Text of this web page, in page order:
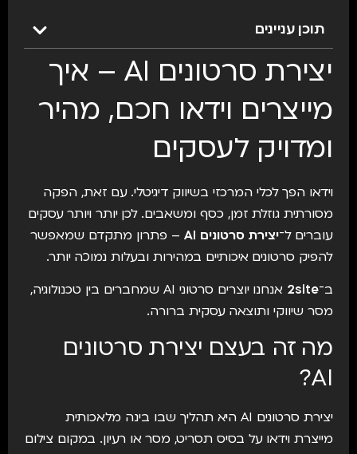
תוכן עניינים
יצירת סרטונים AI – איך
מייצרים וידאו חכם, מהיר
ומדויק לעסקים
וידאו הפך לכלי המרכזי בשיווק דיגיטלי. עם זאת, הפקה
מסורתית גוזלת זמן, כסף ומשאבים. לכן יותר ויותר עסקים
עוברים ל־יצירת סרטונים AI
– פתרון מתקדם שמאפשר
להפיק סרטונים איכותיים במהירות ובעלות נמוכה יותר.
ב־2site
אנחנו יוצרים סרטוני AI שמחברים בין טכנולוגיה,
מסר שיווקי ותוצאה עסקית ברורה.
מה זה בעצם יצירת סרטונים
AI?
יצירת סרטונים AI היא תהליך שבו בינה מלאכותית
מייצרת וידאו על בסיס תסריט, מסר או רעיון. במקום צילום